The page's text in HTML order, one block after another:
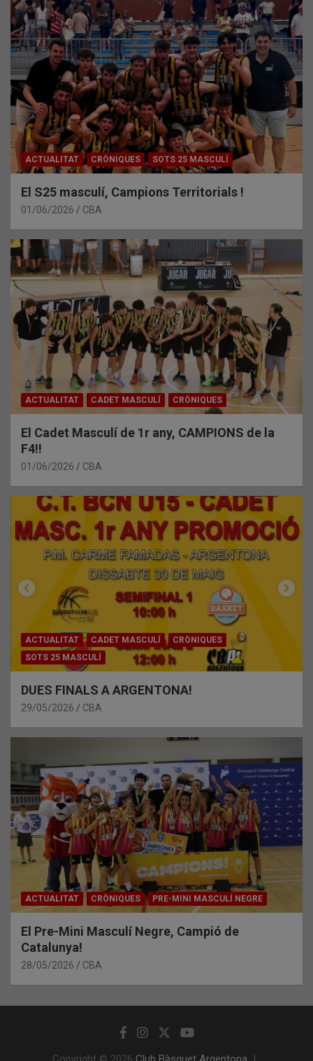
ACTUALITAT CRÒNIQUES SOTS 25 MASCULÍ
El S25 masculí, Campions Territorials !
01/06/2026 CBA
ACTUALITAT CADET MASCULÍ CRÒNIQUES
El Cadet Masculí de 1r any, CAMPIONS de la
F4!!
01/06/2026 CBA
ACTUALITAT CADET MASCULÍ
CRÒNIQUES
SOTS 25 MASCULÍ
DUES FINALS A ARGENTONA!
29/05/2026 CBA
ACTUALITAT CRÒNIQUES PRE-MINI MASCULÍ NEGRE
El Pre-Mini Masculí Negre, Campió de
Catalunya!
28/05/2026 CBA